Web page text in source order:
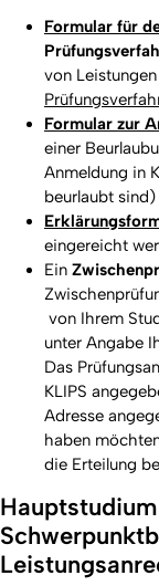
Formular für
von Leistungen
Formular zur
einer
Anmeldung in
beurlaubt sind)
eingereicht
Ein
von Ihrem
unter Angabe
Das
KLIPS
Adresse
haben
die Erteilung